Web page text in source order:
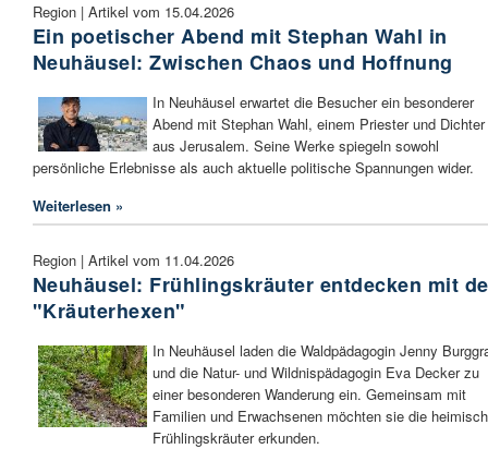
Region | Artikel vom 15.04.2026
Ein poetischer Abend mit Stephan Wahl in
Neuhäusel: Zwischen Chaos und Hoffnung
In Neuhäusel erwartet die Besucher ein besonderer
Abend mit Stephan Wahl, einem Priester und Dichter
aus Jerusalem. Seine Werke spiegeln sowohl
persönliche Erlebnisse als auch aktuelle politische Spannungen wider.
Weiterlesen »
Region | Artikel vom 11.04.2026
Neuhäusel: Frühlingskräuter entdecken mit
"Kräuterhexen"
In Neuhäusel laden die Waldpädagogin Jenny
und die Natur- und Wildnispädagogin Eva Decker zu
einer besonderen Wanderung ein. Gemeinsam mit
Familien und Erwachsenen möchten sie die
Frühlingskräuter erkunden.